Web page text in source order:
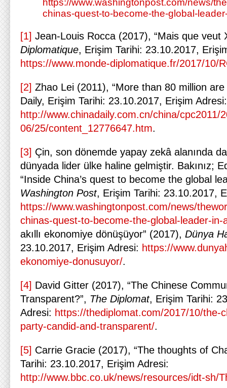
https://www.washingtonpost.com/news/
chinas-quest-to-become-the-global-
[1] Jean-Louis Rocca (2017), “Mais que veut
Diplomatique, Erişim Tarihi: 23.10.2017,
https://www.monde-diplomatique.fr/2017/10/
[2] Zhao Lei (2011), “More than 80 million
Daily, Erişim Tarihi: 23.10.2017, Erişim Adresi:
http://www.chinadaily.com.cn/china/cpc2011/
06/25/content_12776647.htm.
[3] Çin, son dönemde yapay zekâ alanında
dünyada lider ülke haline gelmiştir. Bakınız;
“Inside China’s quest to become the global
Washington Post, Erişim Tarihi: 23.10.2017,
https://www.washingtonpost.com/news/
chinas-quest-to-become-the-global-leader-in-
akıllı ekonomiye dönüşüyor” (2017), Dünya
23.10.2017, Erişim Adresi: https://
ekonomiye-donusuyor/.
[4] David Gitter (2017), “The Chinese
Transparent?”, The Diplomat, Erişim Tarihi:
Adresi: https://thediplomat.com/2017/10/the-
party-candid-and-transparent/.
[5] Carrie Gracie (2017), “The thoughts of
Tarihi: 23.10.2017, Erişim Adresi:
http://www.bbc.co.uk/news/resources/idt-sh/